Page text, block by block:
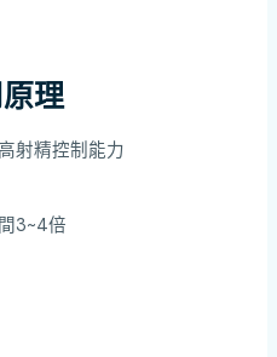
理
射精控制能力
3~4倍